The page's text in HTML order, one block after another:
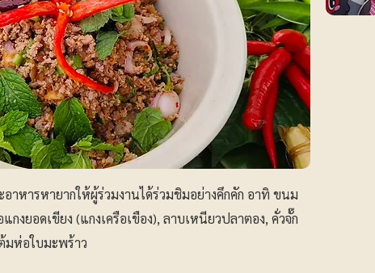
าหารหายากให้ผู้ร่วมงานได้ร่วมชิมอย่างคึกคัก อาทิ ขนม
งยอดเขียง (แกงเครือเขือง), ลาบเหนียวปลาตอง, คั่วจั๊ก
ห่อใบมะพร้าว